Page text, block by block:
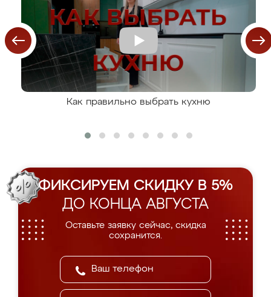
Как правильно выбрать кухню
ФИКСИРУЕМ СКИДКУ В 5%
ДО КОНЦА АВГУСТА
Оставьте заявку сейчас, скидка
сохранится.